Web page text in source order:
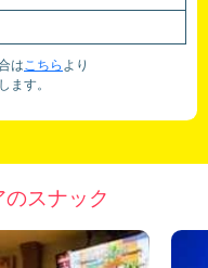
はこちら より
ます。
スナック